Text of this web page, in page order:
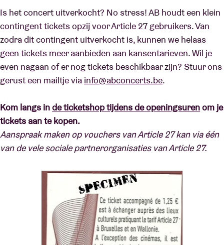
Is het concert uitverkocht? No stress! AB houdt een klein
contingent tickets opzij voor Article 27 gebruikers. Van
zodra dit contingent uitverkocht is, kunnen we helaas
geen tickets meer aanbieden aan kansentarieven. Wil je
even nagaan of er nog tickets beschikbaar zijn? Stuur ons
gerust een mailtje via info@abconcerts.be.
Kom langs inde ticketshop tijdens de openingsurenom je
tickets aan te kopen.
Aanspraak maken op vouchers van Article 27 kan via één
van de vele sociale partnerorganisaties van Article 27.